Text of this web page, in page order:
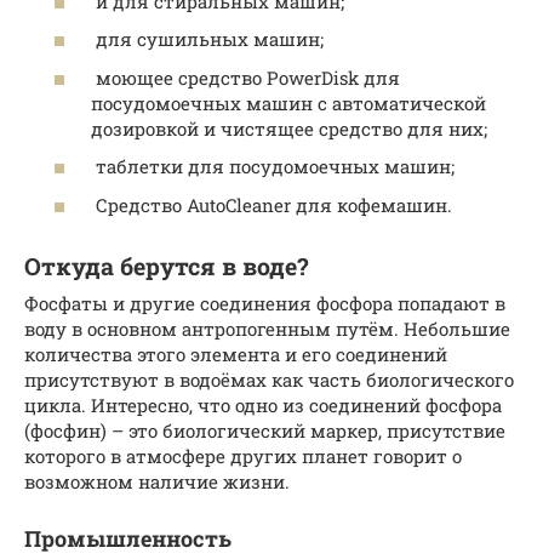
для сушильных машин;
моющее средство PowerDisk для
посудомоечных машин с автоматической
дозировкой и чистящее средство для них;
таблетки для посудомоечных машин;
Средство AutoCleaner для кофемашин.
Откуда берутся в воде?
Фосфаты и другие соединения фосфора попадают в
воду в основном антропогенным путём. Небольшие
количества этого элемента и его соединений
присутствуют в водоёмах как часть биологического
цикла. Интересно, что одно из соединений фосфора
(фосфин) – это биологический маркер, присутствие
которого в атмосфере других планет говорит о
возможном наличие жизни.
Промышленность